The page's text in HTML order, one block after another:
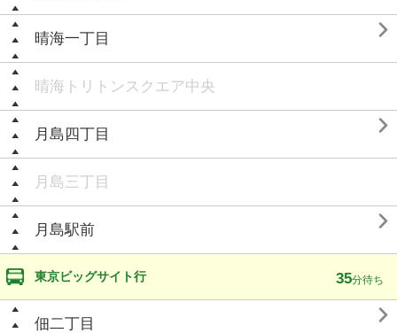
晴海一丁目 
晴海トリトンスクエア中央
月島四丁目 
月島三丁目
月島駅前 
東京ビッグサイト行 35分待ち
佃二丁目 